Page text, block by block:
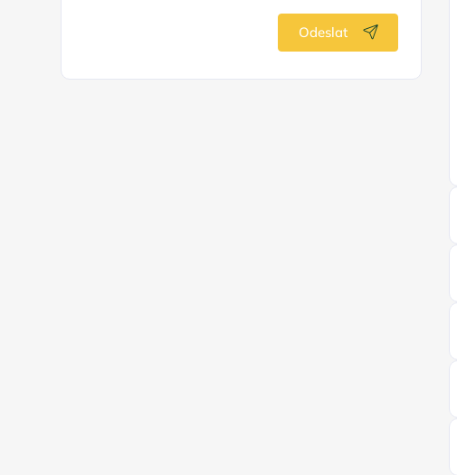
Odeslat